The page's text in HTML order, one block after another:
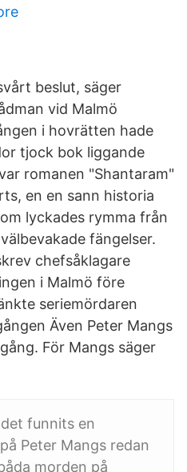
beslut, säger
vid Malmö
i hovrätten hade
tjock bok liggande
romanen "Shantaram"
en en sann historia
lyckades rymma från
fängelser.
chefsåklagare
i Malmö före
seriemördaren
Även Peter Mangs
För Mangs säger
funnits en
Peter Mangs redan
morden på